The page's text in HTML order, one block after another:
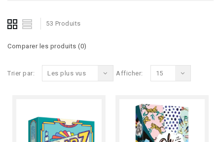
53 Produits
Comparer les produits (0)
Trier par: Les plus vus Afficher: 15